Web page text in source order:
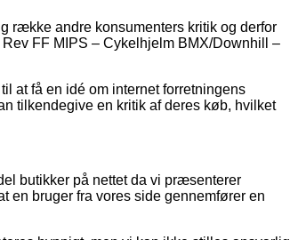
række andre konsumenters kritik og derfor
FF MIPS – Cykelhjelm BMX/Downhill –
at få en idé om internet forretningens
tilkendegive en kritik af deres køb, hvilket
butikker på nettet da vi præsenterer
en bruger fra vores side gennemfører en